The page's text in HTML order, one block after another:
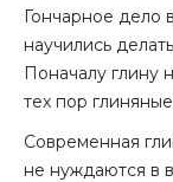
Гончарное дело
научились
Поначалу глину
тех пор
Современная
не нуждаются в